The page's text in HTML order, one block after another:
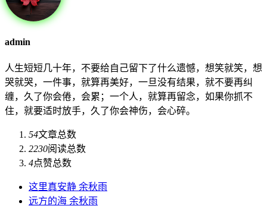
admin
人生短短几十年，不要给自己留下了什么遗憾，想笑就笑，想
哭就哭，一件事，就算再美好，一旦没有结果，就不要再纠
缠，久了你会倦，会累；一个人，就算再留念，如果你抓不
住，就要适时放手，久了你会神伤，会心碎。
54文章总数
2230阅读总数
4点赞总数
这里真安静 余秋雨
远方的海 余秋雨